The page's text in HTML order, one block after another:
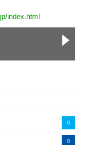
index.html
0
0